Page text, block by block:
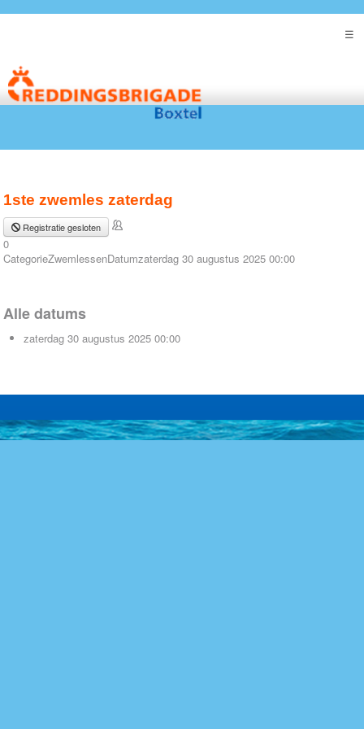
1ste zwemles zaterdag
Registratie gesloten
0
CategorieZwemlessenDatumzaterdag 30 augustus 2025 00:00
Alle datums
zaterdag 30 augustus 2025 00:00